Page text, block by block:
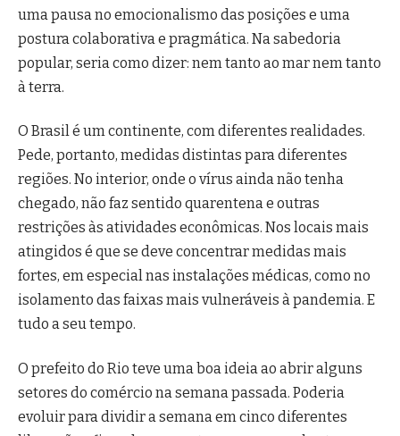
uma pausa no emocionalismo das posições e uma
postura colaborativa e pragmática. Na sabedoria
popular, seria como dizer: nem tanto ao mar nem tanto
à terra.
O Brasil é um continente, com diferentes realidades.
Pede, portanto, medidas distintas para diferentes
regiões. No interior, onde o vírus ainda não tenha
chegado, não faz sentido quarentena e outras
restrições às atividades econômicas. Nos locais mais
atingidos é que se deve concentrar medidas mais
fortes, em especial nas instalações médicas, como no
isolamento das faixas mais vulneráveis à pandemia. E
tudo a seu tempo.
O prefeito do Rio teve uma boa ideia ao abrir alguns
setores do comércio na semana passada. Poderia
evoluir para dividir a semana em cinco diferentes